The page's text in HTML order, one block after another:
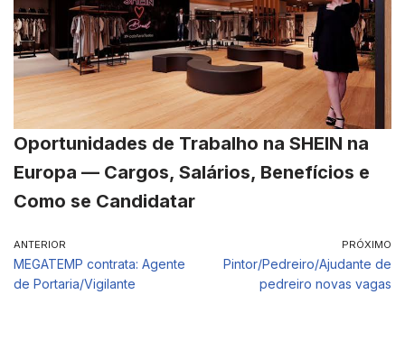
Oportunidades de Trabalho na SHEIN na
Europa — Cargos, Salários, Benefícios e
Como se Candidatar
ANTERIOR
MEGATEMP contrata: Agente
de Portaria/Vigilante
PRÓXIMO
Pintor/Pedreiro/Ajudante de
pedreiro novas vagas